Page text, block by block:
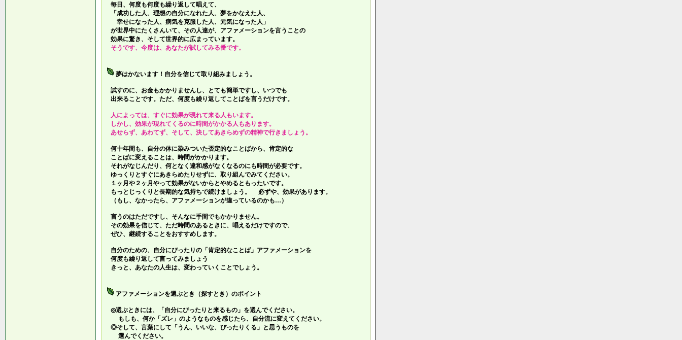
毎日、何度も何度も繰り返して唱えて、
「成功した人、理想の自分になれた人、夢をかなえた人、
幸せになった人、病気を克服した人、元気になった人」
が世界中にたくさんいて、その人達が、アファメーションを言うことの
効果に驚き、そして世界的に広まっています。
そうです、今度は、あなたが試してみる番です。
夢はかないます！自分を信じて取り組みましょう。
試すのに、お金もかかりませんし、とても簡単ですし、いつでも
出来ることです。ただ、何度も繰り返してことばを言うだけです。
人によっては、すぐに効果が現れて来る人もいます。
しかし、効果が現れてくるのに時間がかかる人もあります。
あせらず、あわてず、そして、決してあきらめずの精神で行きましょう。
何十年間も、自分の体に染みついた否定的なことばから、肯定的な
ことばに変えることは、時間がかかります。
それがなじんだり、何となく違和感がなくなるのにも時間が必要です。
ゆっくりとすぐにあきらめたりせずに、取り組んでみてください。
１ヶ月や２ヶ月やって効果がないからとやめるともったいです。
もっとじっくりと長期的な気持ちで続けましょう。 必ずや、効果があります。
（もし、なかったら、アファメーションが違っているのかも…）
言うのはただですし、そんなに手間でもかかりません。
その効果を信じて、ただ時間のあるときに、唱えるだけですので、
ぜひ、継続することをおすすめします。
自分のための、自分にぴったりの「肯定的なことば」アファメーションを
何度も繰り返して言ってみましょう
きっと、あなたの人生は、変わっていくことでしょう。
アファメーションを選ぶとき（探すとき）のポイント
◎選ぶときには、「自分にぴったりと来るもの」を選んでください。
もしも、何か「ズレ」のようなものを感じたら、自分流に変えてください。
◎そして、言葉にして「うん、いいな、ぴったりくる」と思うものを
選んでください。